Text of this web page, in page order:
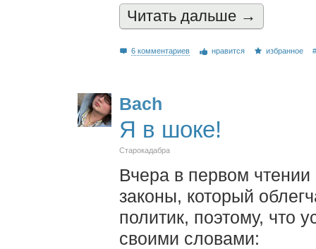
Читать дальшe →
6 комментариев нравится избранное
Bach
Я в шоке!
Старокадабра
Вчера в первом
законы, который
политик, поэтому, что
своими словами: